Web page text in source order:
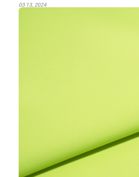
03 13, 2024